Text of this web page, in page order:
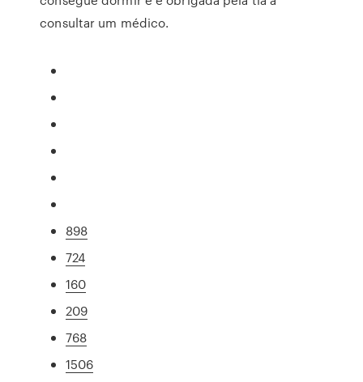
consultar um médico.
898
724
160
209
768
1506